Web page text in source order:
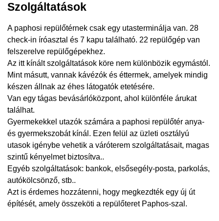
Szolgáltatások
A paphosi repülőtérnek csak egy utasterminálja van. 28
check-in íróasztal és 7 kapu található. 22 repülőgép van
felszerelve repülőgépekhez.
Az itt kínált szolgáltatások köre nem különbözik egymástól.
Mint másutt, vannak kávézók és éttermek, amelyek mindig
készen állnak az éhes látogatók etetésére.
Van egy tágas bevásárlóközpont, ahol különféle árukat
találhat.
Gyermekekkel utazók számára a paphosi repülőtér anya-
és gyermekszobát kínál. Ezen felül az üzleti osztályú
utasok igénybe vehetik a váróterem szolgáltatásait, magas
szintű kényelmet biztosítva..
Egyéb szolgáltatások: bankok, elsősegély-posta, parkolás,
autókölcsönző, stb..
Azt is érdemes hozzátenni, hogy megkezdték egy új út
építését, amely összeköti a repülőteret Paphos-szal.